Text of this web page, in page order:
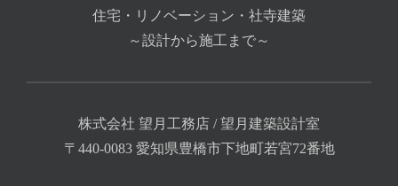
住宅・リノベーション・社寺建築
～設計から施工まで～
株式会社 望月工務店 / 望月建築設計室
〒440-0083 愛知県豊橋市下地町若宮72番地